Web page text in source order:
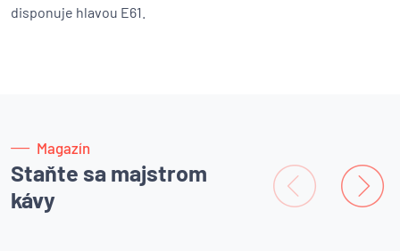
disponuje hlavou E61.
Magazín
Staňte sa majstrom
kávy